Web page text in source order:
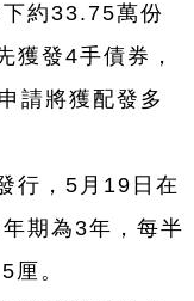
約33.75萬份
獲發4手債券，
請將獲配發多
行，5月19日在
期為3年，每半
厘。